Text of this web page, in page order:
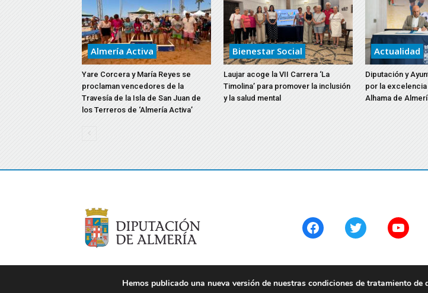
Almería Activa
Yare Corcera y María Reyes se
proclaman vencedores de la
Travesía de la Isla de San Juan de
los Terreros de ‘Almería Activa’
Bienestar Social
Laujar acoge la VII Carrera ‘La
Timolina’ para promover la inclusión
y la salud mental
Actualidad
Diputación y
por la
Alhama de
FacebookTwitter
© 2021 Diputación de Almería. Todos los derechos reservados.
Hemos publicado una nueva versión de nuestras condiciones de tratamiento